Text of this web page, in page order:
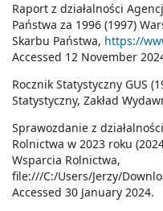
Raport z działalności
Państwa za 1996 (1997)
Skarbu Państwa, https://
Accessed 12 November
Rocznik Statystyczny GUS
Statystyczny, Zakład
Sprawozdanie z
Rolnictwa w 2023 roku
Wsparcia Rolnictwa,
file:///C:/Users/Jerzy/
Accessed 30 January 2024.